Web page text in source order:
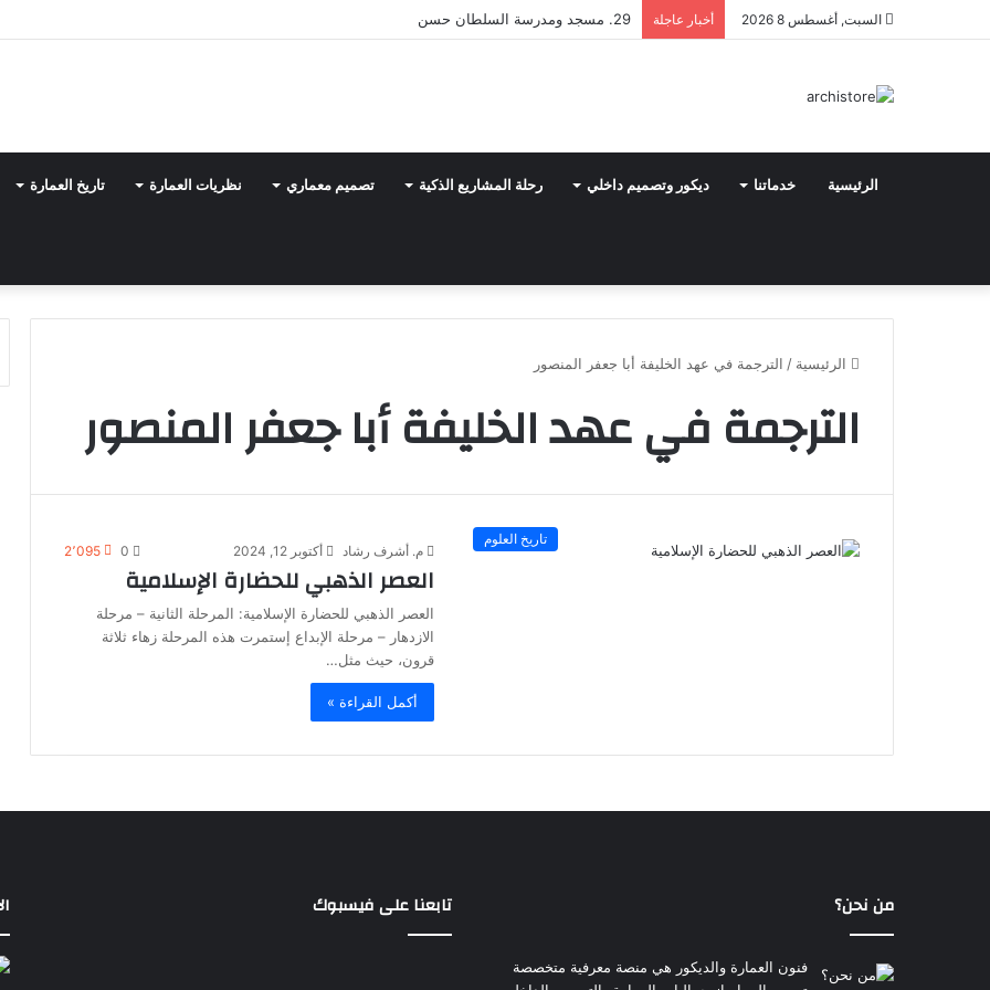
السبت, أغسطس 8 2026 أخبار عاجلة 29. مسجد ومدرسة السلطان حسن
الرئيسية خدماتنا ديكور وتصميم داخلي رحلة المشاريع الذكية تصميم معماري نظريات العمارة تاريخ العمارة
الرئيسية / الترجمة في عهد الخليفة أبا جعفر المنصور
الترجمة في عهد الخليفة أبا جعفر المنصور
تاريخ العلوم
م. أشرف رشاد أكتوبر 12, 2024 0 2٬095
العصر الذهبي للحضارة الإسلامية
العصر الذهبي للحضارة الإسلامية: المرحلة الثانية – مرحلة
الازدهار – مرحلة الإبداع إستمرت هذه المرحلة زهاء ثلاثة
قرون، حيث مثل…
أكمل القراءة »
من نحن؟
فنون العمارة والديكور هي منصة معرفية متخصصة
تابعنا على فيسبوك